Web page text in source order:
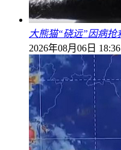
大熊猫“硗远”因病抢
2026年08月06日